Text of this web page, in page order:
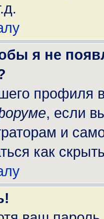
я не
профиля
, если
и
как